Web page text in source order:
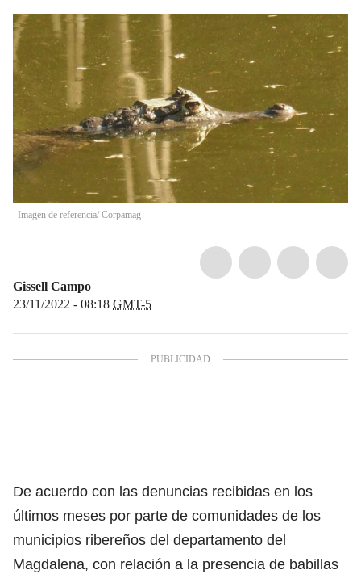
Imagen de referencia/ Corpamag
Gissell Campo
23/11/2022 - 08:18 GMT-5
De acuerdo con las denuncias recibidas en los
últimos meses por parte de comunidades de los
municipios ribereños del departamento del
Magdalena, con relación a la presencia de babillas